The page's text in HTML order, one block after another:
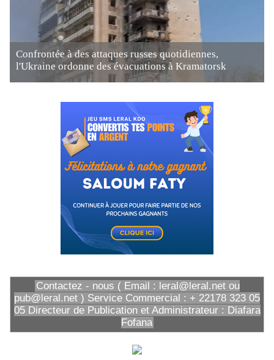
Confrontée à des attaques russes quotidiennes,
l'Ukraine ordonne des évacuations à Kramatorsk
Contactez - nous ( Email : leral@leral.net ou
pub@leral.net ) Service Commercial : + 22178 323 05
05 Directeur de Publication et Administrateur : Diafara
Fofana